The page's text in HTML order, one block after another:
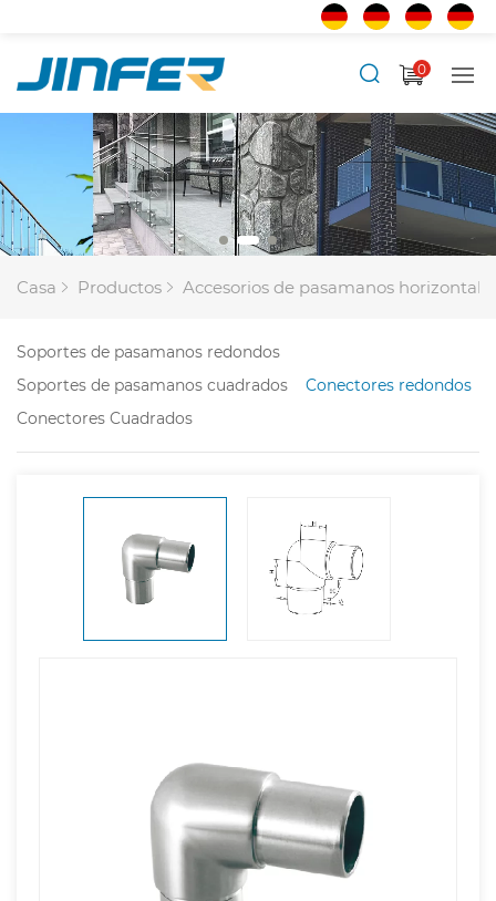
0
Casa Productos Accesorios de pasamanos
Soportes de pasamanos redondos
Soportes de pasamanos cuadrados
Conectores redondos
Conectores Cuadrados